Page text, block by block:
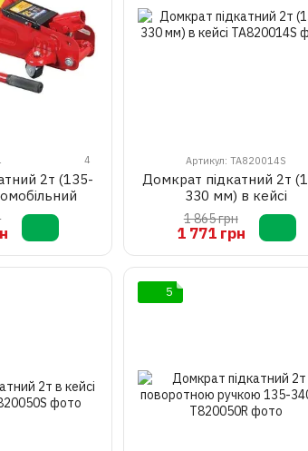
4
2т (135-
Артикул: TA820014S
Домкрат підкатний 2т
330 мм) в кейсі
1 865 грн
1 771 грн
5